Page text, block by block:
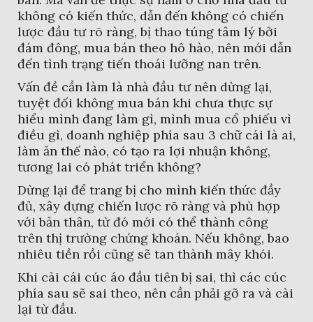
không có kiến thức, dẫn đến không có chiến
lược đầu tư rõ ràng, bị thao túng tâm lý bởi
đám đông, mua bán theo hô hào, nên mới dẫn
đến tình trạng tiến thoái lưỡng nan trên.
Vấn đề cần làm là nhà đầu tư nên dừng lại,
tuyệt đối không mua bán khi chưa thực sự
hiểu mình đang làm gì, mình mua cổ phiếu vì
điều gì, doanh nghiệp phía sau 3 chữ cái là ai,
làm ăn thế nào, có tạo ra lợi nhuận không,
tương lai có phát triển không?
Dừng lại để trang bị cho mình kiến thức đầy
đủ, xây dựng chiến lược rõ ràng và phù hợp
với bản thân, từ đó mới có thể thành công
trên thị trường chứng khoán. Nếu không, bao
nhiêu tiền rồi cũng sẽ tan thành mây khói.
Khi cài cái cúc áo đầu tiên bị sai, thì các cúc
phía sau sẽ sai theo, nên cần phải gỡ ra và cài
lại từ đầu.